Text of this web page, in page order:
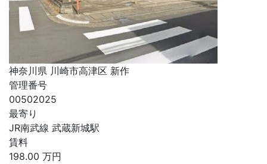
神奈川県 川崎市高津区 新作
管理番号
00502025
最寄り
JR南武線 武蔵新城駅
賃料
198.00 万円